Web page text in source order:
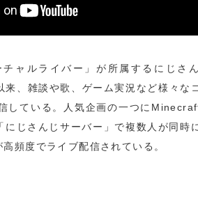
ャルライバー」が所属するにじさ
、雑談や歌、ゲーム実況など様々な
している。人気企画の一つに
にじさんじサーバー」で複数人が同時
頻度でライブ配信されている。